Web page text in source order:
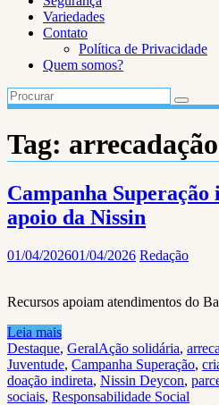
Variedades
Contato
Política de Privacidade
Quem somos?
Tag:
Campanha
apoio da Nissin
01/04/202601/04/2026 Redação
Recursos apoiam atendimentos do
Leia mais
Destaque, GeralAção solidária,
Juventude, Campanha Superação,
doação indireta, Nissin Deycon,
sociais, Responsabilidade Social